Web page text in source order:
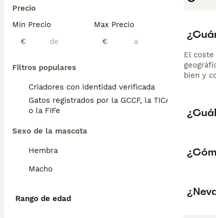
Precio
Min Precio
€
Max Precio
€
Filtros populares
Criadores con identidad verificada
Gatos registrados por la GCCF, la TICA
o la FIFe
Sexo de la mascota
Hembra
Macho
Rango de edad
El
bien y